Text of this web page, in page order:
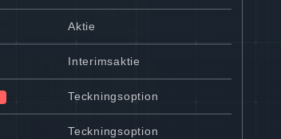
Aktie
Interimsaktie
Teckningsoption
Teckningsoption